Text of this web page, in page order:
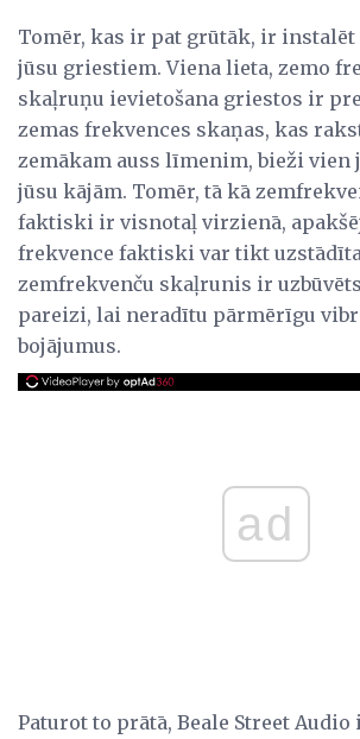
Tomēr, kas ir pat grūtāk, ir
jūsu griestiem. Viena lieta, zemo
skaļruņu ievietošana griestos ir
zemas frekvences skaņas, kas
zemākam auss līmenim, bieži vien
jūsu kājām. Tomēr, tā kā
faktiski ir visnotaļ virzienā,
frekvence faktiski var tikt
zemfrekvenču skaļrunis ir
pareizi, lai neradītu pārmērīgu
bojājumus.
ad
Paturot to prātā, Beale Street